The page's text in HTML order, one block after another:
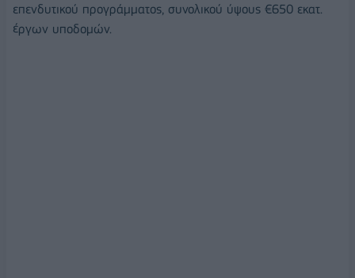
επενδυτικού προγράμματος, συνολικού ύψους €650 εκατ.
έργων υποδομών.